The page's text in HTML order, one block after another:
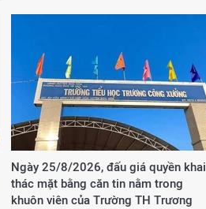
Ngày 25/8/2026, đấu giá quyền khai
thác mặt bằng căn tin nằm trong
khuôn viên của Trường TH Trương